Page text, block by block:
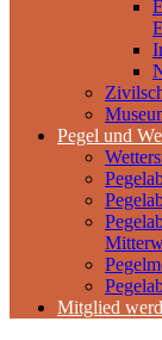
Pegel und
Mitglied